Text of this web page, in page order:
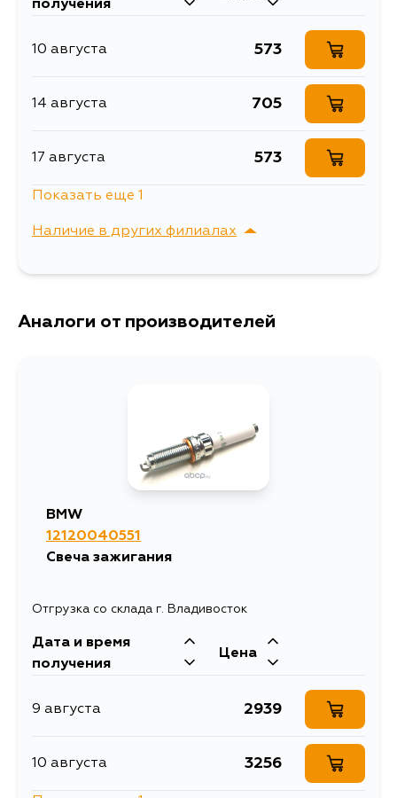
свечи зажигания
получения
10 августа 573
14 августа 705
17 августа 573
Показать еще 1
Наличие в других филиалах
г. Владивосток,
Аналоги от производителей
BMW
12120040551
Свеча зажигания
Отгрузка со склада г. Владивосток
Дата и время
получения
Цена
9 августа 2939
10 августа 3256